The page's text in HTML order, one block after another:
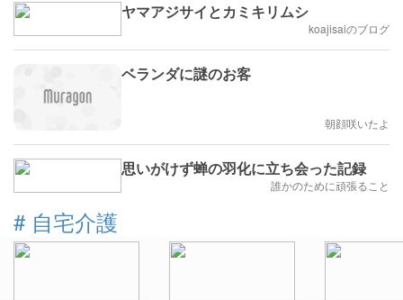
ヤマアジサイとカミキリムシ
koajisaiのブログ
ベランダに謎のお客
朝顔咲いたよ
思いがけず蝉の羽化に立ち会った記録
誰かのために頑張ること
# 自宅介護